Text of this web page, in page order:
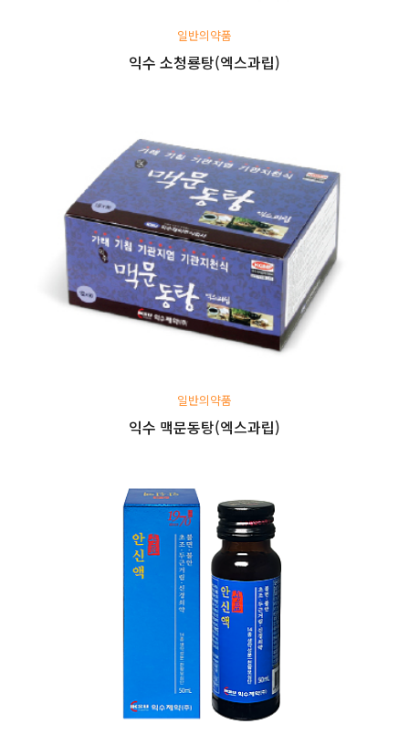
일반의약품
익수 소청룡탕(엑스과립)
일반의약품
익수 맥문동탕(엑스과립)